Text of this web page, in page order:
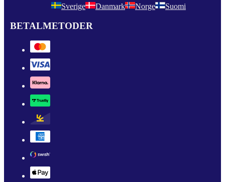
Sverige Danmark Norge Suomi
BETALMETODER